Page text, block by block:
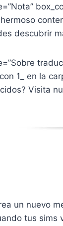
descubrir
1_ en la
Visita
un nuevo
tus sims